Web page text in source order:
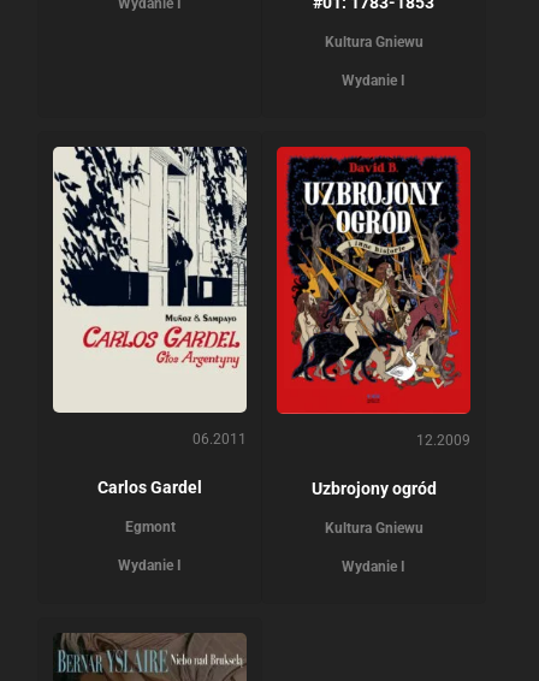
Wydanie I
Kultura Gniewu
Wydanie I
06.2011
Carlos Gardel
Egmont
Wydanie I
12.2009
Uzbrojony ogród
Kultura Gniewu
Wydanie I